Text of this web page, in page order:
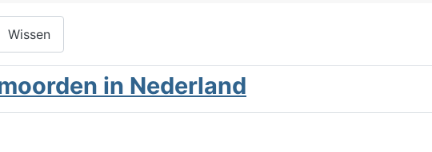
Wissen
in Nederland